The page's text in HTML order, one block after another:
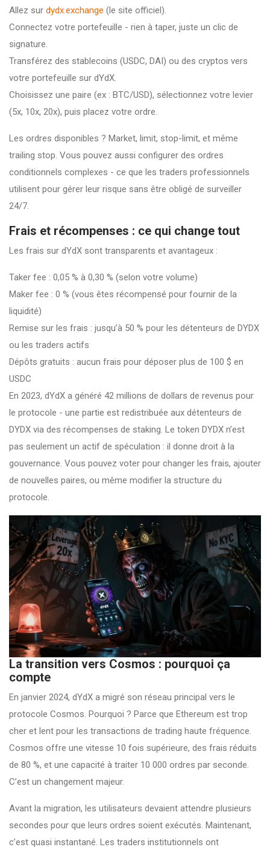
Allez sur dydx.exchange (le site officiel).
Connectez votre portefeuille - rien à taper, juste un clic de
signature.
Transférez des stablecoins (USDC, DAI) ou des cryptos vers
votre portefeuille sur dYdX.
Choisissez une paire (ex : BTC/USD), sélectionnez votre levier
(5x, 10x, 20x), puis placez votre ordre.
Les ordres disponibles ? Market, limit, stop-limit, et même
trailing stop. Vous pouvez aussi configurer des ordres
conditionnels complexes - ce que les traders professionnels
utilisent pour gérer leur risque sans être obligé de surveiller
24/7.
Frais et récompenses : ce qui change tout
Les frais sur dYdX sont transparents et avantageux :
Taker fee : 0,05 % à 0,30 % (selon votre volume)
Maker fee : 0 % (vous êtes récompensé pour fournir de la
liquidité)
Remise sur les frais : jusqu’à 50 % pour les détenteurs de DYDX
ou les traders actifs
Dépôts gratuits : aucun frais pour déposer plus de 100 $ en
USDC
En 2023, dYdX a généré 42 millions de dollars de revenus pour
le protocole - une partie est redistribuée aux détenteurs de
DYDX via des récompenses de staking. Le token DYDX n’est
pas seulement un actif de spéculation : il donne droit à la
gouvernance. Vous pouvez voter pour changer les frais, ajouter
de nouvelles paires, ou même modifier la structure du
protocole.
La transition vers Cosmos : pourquoi ça
compte
En janvier 2024, dYdX a migré son réseau principal vers le
protocole Cosmos. Pourquoi ? Parce que Ethereum est trop
cher et lent pour les transactions de trading haute fréquence.
Cosmos offre une vitesse 10 fois supérieure, des frais réduits
de 80 %, et une capacité à traiter 10 000 ordres par seconde.
C’est un changement majeur.
Avant la migration, les utilisateurs devaient attendre plusieurs
secondes pour que leurs ordres soient exécutés. Maintenant,
c’est quasi instantané. Les traders institutionnels ont